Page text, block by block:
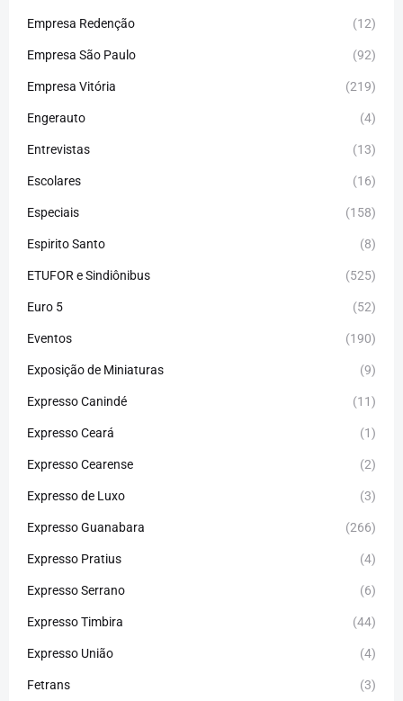
Empresa Redenção (12)
Empresa São Paulo (92)
Empresa Vitória (219)
Engerauto (4)
Entrevistas (13)
Escolares (16)
Especiais (158)
Espirito Santo (8)
ETUFOR e Sindiônibus (525)
Euro 5 (52)
Eventos (190)
Exposição de Miniaturas (9)
Expresso Canindé (11)
Expresso Ceará (1)
Expresso Cearense (2)
Expresso de Luxo (3)
Expresso Guanabara (266)
Expresso Pratius (4)
Expresso Serrano (6)
Expresso Timbira (44)
Expresso União (4)
Fetrans (3)